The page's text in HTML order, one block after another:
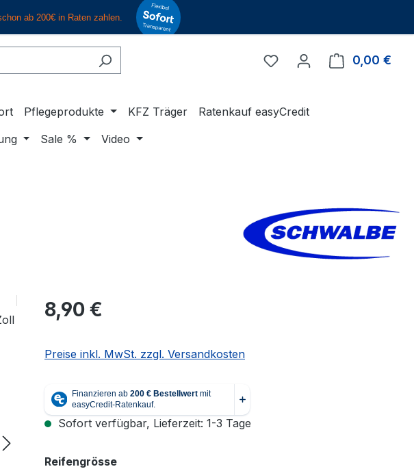
Du hast 0 Produkte auf
0,00 €
Pflegeprodukte KFZ Träger
Ratenkauf easyCredit
Sale % Video
Regulärer Preis:
8,90 €
Preise inkl. MwSt. zzgl. Versandkosten
Sofort verfügbar, Lieferzeit: 1-3 Tage
Reifengrösseauswählen